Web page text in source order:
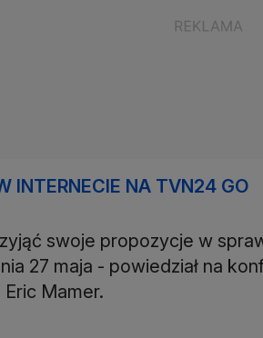
INTERNECIE NA TVN24 GO
swoje propozycje w
27 maja - powiedział na
Mamer.